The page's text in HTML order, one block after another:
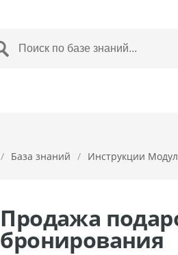
/ База знаний / Инструкции
Продажа
бронирования